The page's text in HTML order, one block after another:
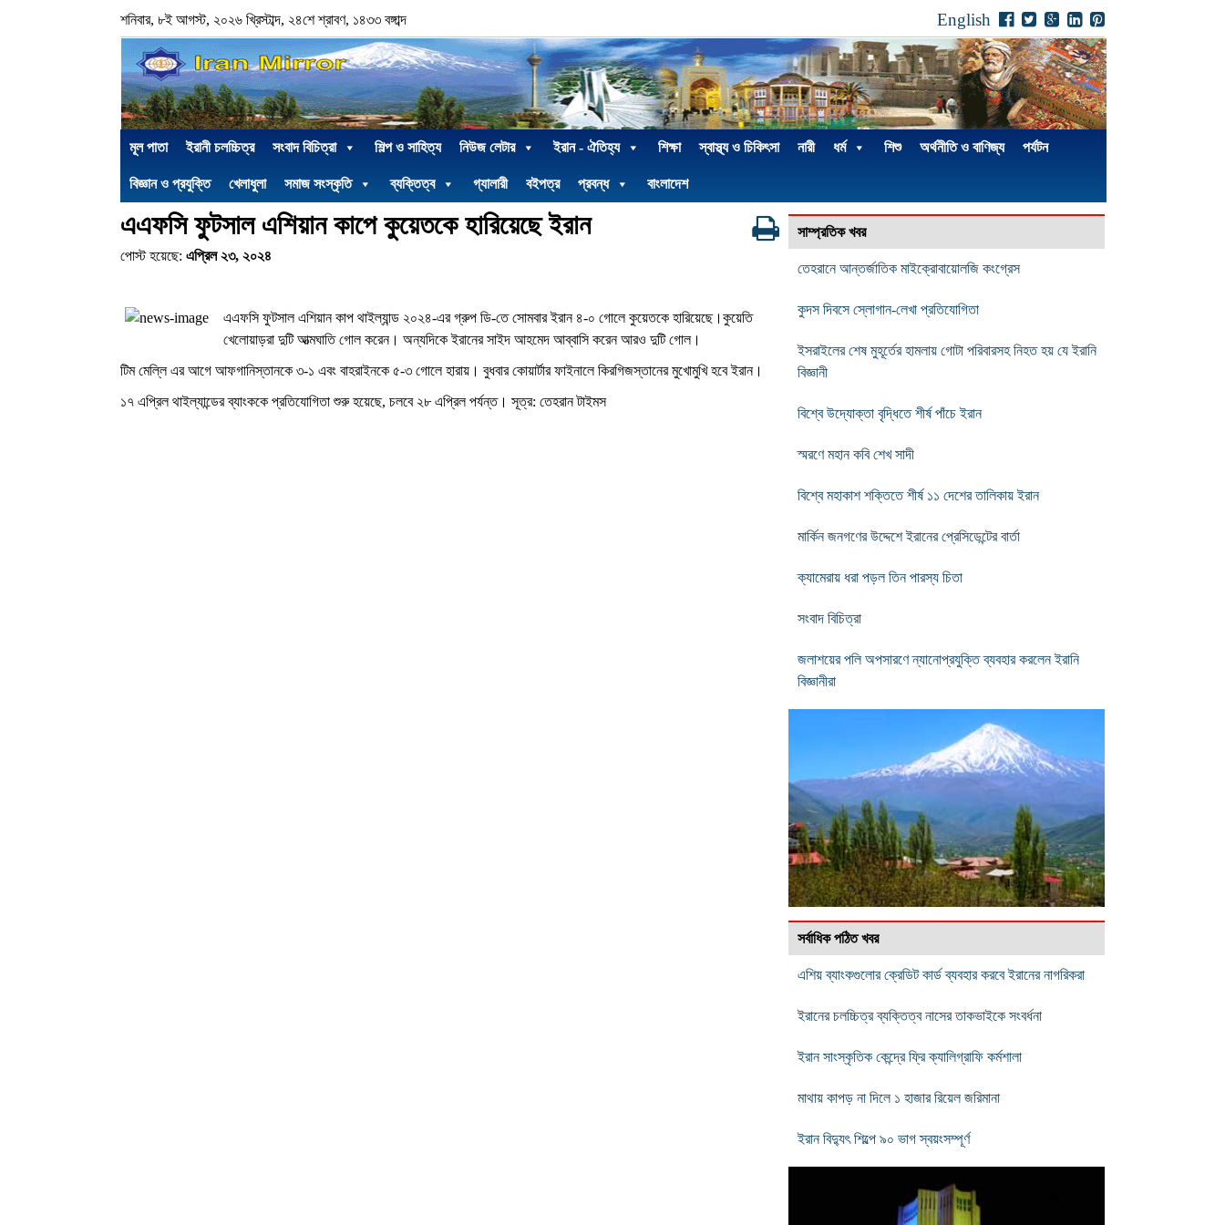
শনিবার, ৮ই আগস্ট, ২০২৬ খ্রিস্টাব্দ, ২৪শে শ্রাবণ, ১৪৩৩ বঙ্গাব্দ English
মূল পাতা ইরানী চলচ্চিত্র সংবাদ বিচিত্রা শিল্প ও সাহিত্য নিউজ লেটার ইরান - ঐতিহ্য শিক্ষা স্বাস্থ্য ও চিকিৎসা নারী ধর্ম শিশু অর্থনীতি ও বাণিজ্য পর্যটন
বিজ্ঞান ও প্রযুক্তি খেলাধুলা সমাজ সংস্কৃতি ব্যক্তিত্ব গ্যালারী বইপত্র প্রবন্ধ বাংলাদেশ
এএফসি ফুটসাল এশিয়ান কাপে কুয়েতকে হারিয়েছে ইরান
পোস্ট হয়েছে: এপ্রিল ২৩, ২০২৪
এএফসি ফুটসাল এশিয়ান কাপ থাইল্যান্ড ২০২৪-এর গ্রুপ ডি-তে সোমবার ইরান ৪-০ গোলে কুয়েতকে হারিয়েছে।কুয়েতি
খেলোয়াড়রা দুটি আত্মঘাতি গোল করেন। অন্যদিকে ইরানের সাইদ আহমেদ আব্বাসি করেন আরও দুটি গোল।
টিম মেল্লি এর আগে আফগানিস্তানকে ৩-১ এবং বাহরাইনকে ৫-৩ গোলে হারায়। বুধবার কোয়ার্টার ফাইনালে কিরগিজস্তানের মুখোমুখি হবে ইরান।
১৭ এপ্রিল থাইল্যান্ডের ব্যাংককে প্রতিযোগিতা শুরু হয়েছে, চলবে ২৮ এপ্রিল পর্যন্ত। সূত্র: তেহরান টাইমস
সাম্প্রতিক খবর
তেহরানে আন্তর্জাতিক মাইক্রোবায়োলজি কংগ্রেস
কুদস দিবসে স্লোগান-লেখা প্রতিযোগিতা
ইসরাইলের শেষ মুহূর্তের হামলায় গোটা ‌পরিবারসহ নিহত হয় যে ইরানি
বিজ্ঞানী
বিশ্বে উদ্যোক্তা বৃদ্ধিতে শীর্ষ পাঁচে ইরান
স্মরণে মহান কবি শেখ সাদী
বিশ্বে মহাকাশ শক্তিতে শীর্ষ ১১ দেশের তালিকায় ইরান
মার্কিন জনগণের উদ্দেশে ইরানের প্রেসিডেন্টের বার্তা
ক্যামেরায় ধরা পড়ল তিন পারস্য চিতা
সংবাদ বিচিত্রা
জলাশয়ের পলি অপসারণে ন্যানোপ্রযুক্তি ব্যবহার করলেন ইরানি
বিজ্ঞানীরা
সর্বাধিক পঠিত খবর
এশিয় ব্যাংকগুলোর ক্রেডিট কার্ড ব্যবহার করবে ইরানের নাগরিকরা
ইরানের চলচ্চিত্র ব্যক্তিত্ব নাসের তাকভাইকে সংবর্ধনা
ইরান সাংস্কৃতিক কেন্দ্রে ফ্রি ক্যালিগ্রাফি কর্মশালা
মাথায় কাপড় না দিলে ১ হাজার রিয়েল জরিমানা
ইরান বিদ্যুৎ শিল্পে ৯০ ভাগ স্বয়ংসম্পূর্ণ